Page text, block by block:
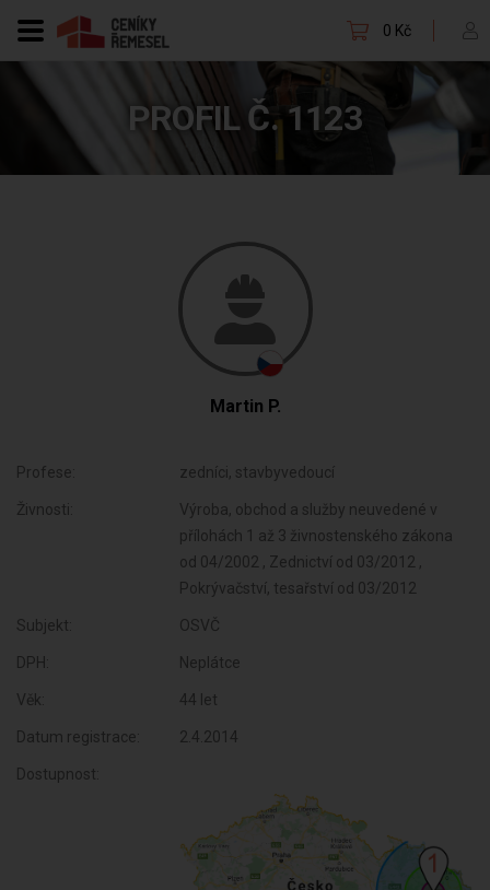
0 Kč
PROFIL Č. 1123
Martin P.
Profese: zedníci, stavbyvedoucí
Živnosti:
Výroba, obchod a služby neuvedené v
přílohách 1 až 3 živnostenského zákona
od 04/2002 , Zednictví od 03/2012 ,
Pokrývačství, tesařství od 03/2012
Subjekt: OSVČ
DPH: Neplátce
Věk: 44 let
Datum registrace: 2.4.2014
Dostupnost: